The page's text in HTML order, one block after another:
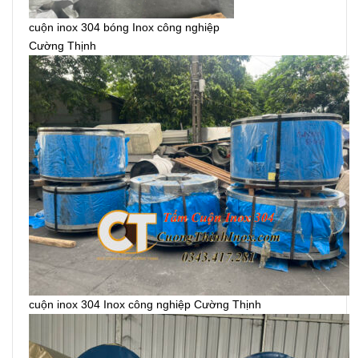
cuộn inox 304 bóng Inox công nghiệp
Cường Thịnh
cuộn inox 304 Inox công nghiệp Cường Thịnh